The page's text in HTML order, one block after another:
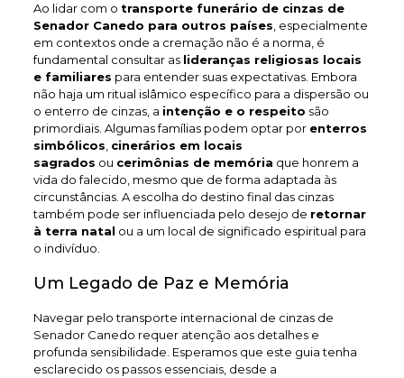
Ao lidar com o transporte funerário de cinzas de
Senador Canedo para outros países , especialmente
em contextos onde a cremação não é a norma, é
fundamental consultar as lideranças religiosas locais
e familiares para entender suas expectativas. Embora
não haja um ritual islâmico específico para a dispersão ou
o enterro de cinzas, a intenção e o respeito são
primordiais. Algumas famílias podem optar por enterros
simbólicos cinerários em locais
sagrados ou cerimônias de memória que honrem a
vida do falecido, mesmo que de forma adaptada às
circunstâncias. A escolha do destino final das cinzas
também pode ser influenciada pelo desejo de retornar
à terra natal ou a um local de significado espiritual para
o indivíduo.
Um Legado de Paz e Memória
Navegar pelo transporte internacional de cinzas de
Senador Canedo requer atenção aos detalhes e
profunda sensibilidade. Esperamos que este guia tenha
esclarecido os passos essenciais, desde a